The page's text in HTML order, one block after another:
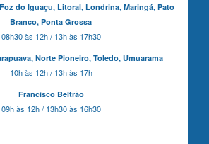
do Iguaçu, Litoral, Londrina, Maringá, Pato
Branco, Ponta Grossa
08h30 às 12h / 13h às 17h30
Norte Pioneiro, Toledo, Umuarama
10h às 12h / 13h às 17h
Francisco Beltrão
09h às 12h / 13h30 às 16h30